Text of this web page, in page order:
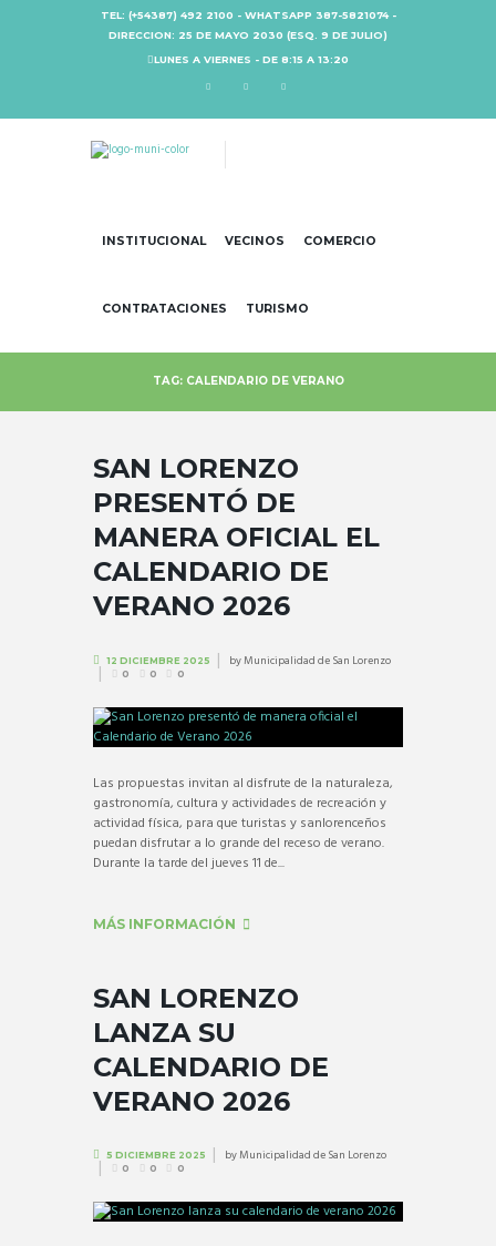
TEL: (+54387) 492 2100 - WHATSAPP 387-5821074 -
DIRECCION: 25 DE MAYO 2030 (ESQ. 9 DE JULIO)
LUNES A VIERNES - DE 8:15 A 13:20
INSTITUCIONAL VECINOS COMERCIO
CONTRATACIONES TURISMO
TAG: CALENDARIO DE VERANO
SAN LORENZO
PRESENTÓ DE
MANERA OFICIAL EL
CALENDARIO DE
VERANO 2026
12 DICIEMBRE 2025 byMunicipalidad de San Lorenzo
0 0 0
Las propuestas invitan al disfrute de la naturaleza,
gastronomía, cultura y actividades de recreación y
actividad física, para que turistas y sanlorenceños
puedan disfrutar a lo grande del receso de verano.
Durante la tarde del jueves 11 de...
MÁS INFORMACIÓN
SAN LORENZO
LANZA SU
CALENDARIO DE
VERANO 2026
5 DICIEMBRE 2025 byMunicipalidad de San Lorenzo
0 0 0